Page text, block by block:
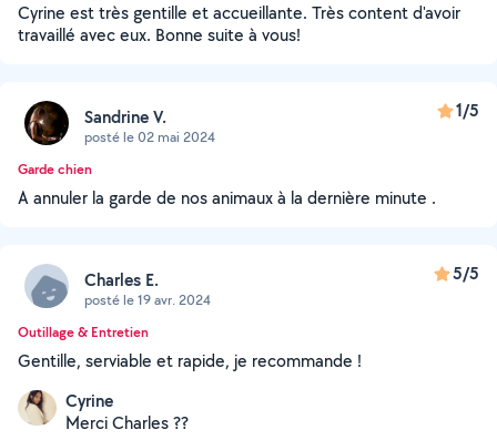
Cyrine est très gentille et accueillante. Très content d'avoir
travaillé avec eux. Bonne suite à vous!
Sandrine V.
posté le 02 mai 2024
1/5
Garde chien
A annuler la garde de nos animaux à la dernière minute .
Charles E.
posté le 19 avr. 2024
5/5
Outillage & Entretien
Gentille, serviable et rapide, je recommande !
Cyrine
Merci Charles ??